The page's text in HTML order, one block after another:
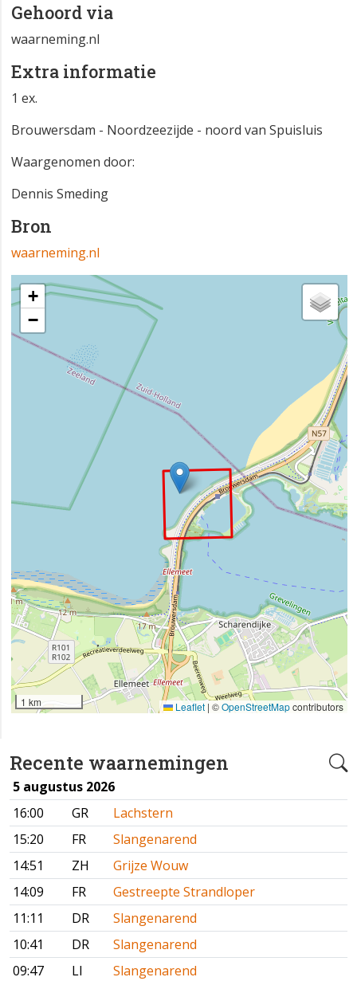
Recente waarnemingen
5 augustus 2026
16:00
GR
Lachstern
15:20
FR
Slangenarend
14:51
ZH
Grijze Wouw
14:09
FR
Gestreepte Strandloper
11:11
DR
Slangenarend
10:41
DR
Slangenarend
09:47
LI
Slangenarend
Gehoord via
waarneming.nl
Extra informatie
1 ex.
Brouwersdam - Noordzeezijde - noord van Spuisluis
Waargenomen door:
Dennis Smeding
Bron
waarneming.nl
+
−
1 km Leaflet | ©OpenStreetMapcontributors